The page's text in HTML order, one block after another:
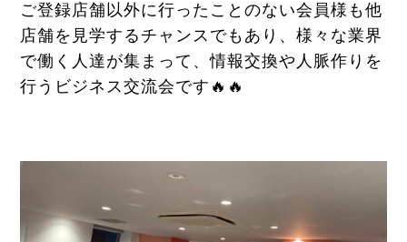
ご登録店舗以外に行ったことのない会員様も他
店舗を見学するチャンスでもあり、様々な業界
で働く人達が集まって、情報交換や人脈作りを
行うビジネス交流会です🔥🔥